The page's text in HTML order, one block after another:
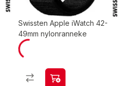
Swissten Apple iWatch 42-
49mm nylonranneke